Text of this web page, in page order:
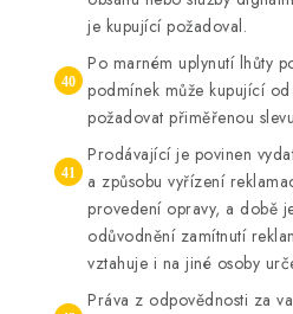
je kupující požadoval.
Po marném uplynutí lhůty
podmínek může kupující
požadovat přiměřenou
Prodávající je povinen
a způsobu vyřízení
provedení opravy, a době
odůvodnění zamítnutí
vztahuje i na jiné osoby
Práva z odpovědnosti za